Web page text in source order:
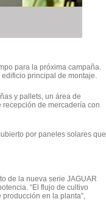
para la próxima campaña.
principal de montaje.
y pallets, un área de
de mercadería con
por paneles solares que
de la nueva serie JAGUAR
“El flujo de cultivo
en la planta”,